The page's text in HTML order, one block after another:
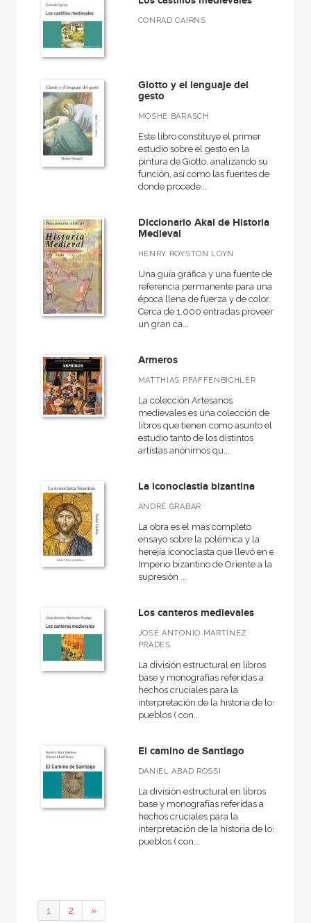
CONRAD CAIRNS
Giotto y el lenguaje del
gesto
MOSHE BARASCH
Este libro constituye el primer
estudio sobre el gesto en la
pintura de Giotto, analizando su
función, así como las fuentes de
donde procede...
Diccionario Akal de Historia
Medieval
HENRY ROYSTON LOYN
Una guía gráfica y una fuente de
referencia permanente para una
época llena de fuerza y de color.
Cerca de 1.000 entradas proveen
un gran ca...
Armeros
MATTHIAS PFAFFENBICHLER
La colección Artesanos
medievales es una colección de
libros que tienen como asunto el
estudio tanto de los distintos
artístas anónimos qu...
La iconoclastia bizantina
ANDRÉ GRABAR
La obra es el más completo
ensayo sobre la polémica y la
herejía iconoclasta que llevó en el
Imperio bizantino de Oriente a la
supresión ...
Los canteros medievales
JOSÉ ANTONIO MARTÍNEZ
PRADES
La división estructural en libros
base y monografías referidas a
hechos cruciales para la
interpretación de la historia de los
pueblos ( con...
El camino de Santiago
DANIEL ABAD ROSSI
La división estructural en libros
base y monografías referidas a
hechos cruciales para la
interpretación de la historia de los
pueblos ( con...
1 2 »